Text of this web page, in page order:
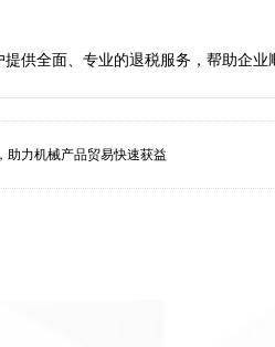
助力机械产品贸易快速获益